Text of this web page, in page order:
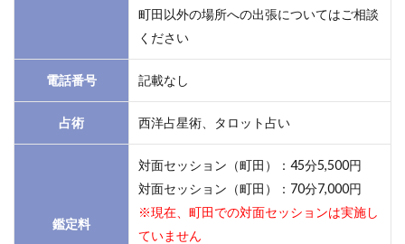
町田以外の場所への出張についてはご相談
ください
電話番号 記載なし
占術 西洋占星術、タロット占い
鑑定料
対面セッション（町田）：45分5,500円
対面セッション（町田）：70分7,000円
※現在、町田での対面セッションは実施し
ていません